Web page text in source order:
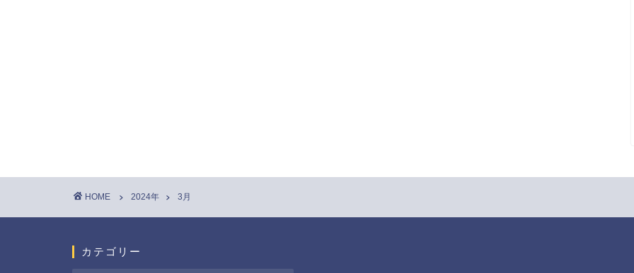
HOME 2024年 3月
カテゴリー